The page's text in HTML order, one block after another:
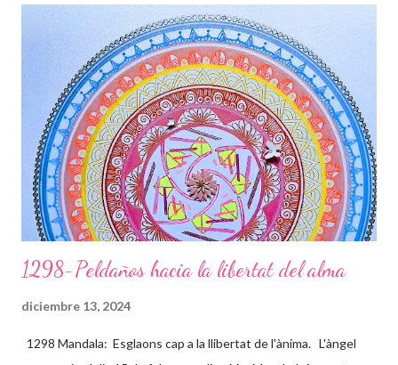
representa la teva bellesa interna i externa que s’estén cap a
l’exterior de la teva ànima, projectant ones que van passant per
les diferents capes de l’aura, formant juntament amb la Divinitat
aquests dibuixos, que són petjades teves i seves, on t’ensenya
els camins per on has de transitar. La fada t’acompanya en
aquest camí, tens la gran sort d’haver compartit l’entr...
1298-Peldaños hacia la libertat del alma
diciembre 13, 2024
1298 Mandala: Esglaons cap a la llibertat de l'ànima. L'àngel